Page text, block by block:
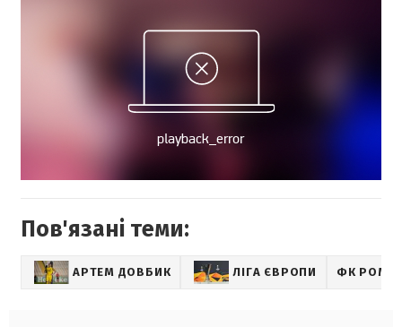
Пов'язані теми:
АРТЕМ ДОВБИК ЛІГА ЄВРОПИ ФК РОМА